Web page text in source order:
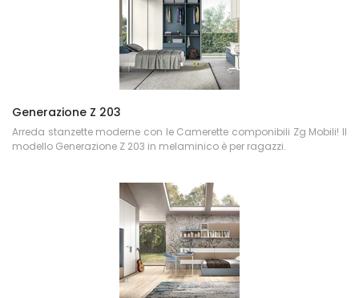
Generazione Z 203
Arreda stanzette moderne con le Camerette componibili Zg Mobili! Il
modello Generazione Z 203 in melaminico è per ragazzi.